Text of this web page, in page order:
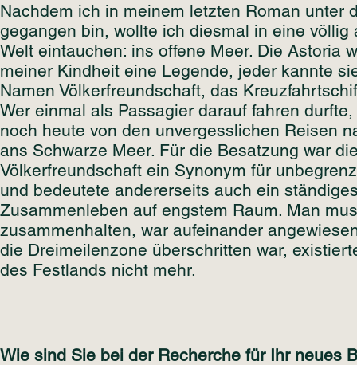
Nachdem ich in meinem letzten Roman unter
gegangen bin, wollte ich diesmal in eine völlig
Welt eintauchen: ins offene Meer. Die Astoria
meiner Kindheit eine Legende, jeder kannte
Namen Völkerfreundschaft, das
Wer einmal als Passagier darauf fahren
noch heute von den unvergesslichen Reisen
ans Schwarze Meer. Für die Besatzung war
Völkerfreundschaft ein Synonym für
und bedeutete andererseits auch ein
Zusammenleben auf engstem Raum. Man
zusammenhalten, war aufeinander
die Dreimeilenzone überschritten war,
des Festlands nicht mehr.
Wie sind Sie bei der Recherche für Ihr neues